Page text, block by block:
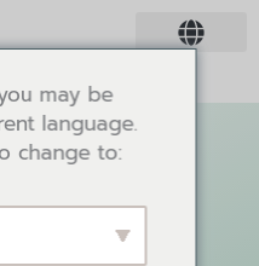
may be
language.
change to: